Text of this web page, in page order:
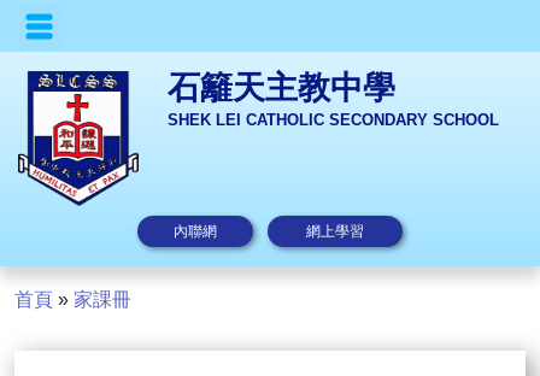
石籬天主教中學
SHEK LEI CATHOLIC SECONDARY SCHOOL
內聯網 網上學習
首頁 » 家課冊